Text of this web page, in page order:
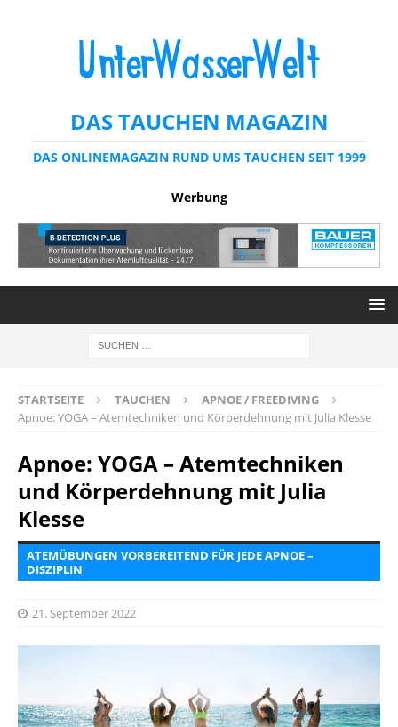
DAS TAUCHEN MAGAZIN
DAS ONLINEMAGAZIN RUND UMS TAUCHEN SEIT 1999
Werbung
STARTSEITE TAUCHEN
APNOE / FREEDIVING
Apnoe: YOGA – Atemtechniken und Körperdehnung mit Julia Klesse
Apnoe: YOGA – Atemtechniken
und Körperdehnung mit Julia
Klesse
ATEMÜBUNGEN VORBEREITEND FÜR JEDE APNOE –
DISZIPLIN
21. September 2022